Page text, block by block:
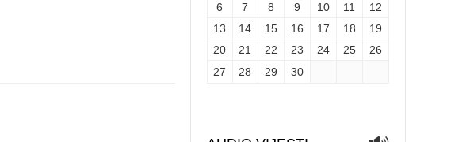
6
7 8 9 10 11
12
13
14 15 16 17 18
19
20
21 22 23 24 25
26
27
28 29 30